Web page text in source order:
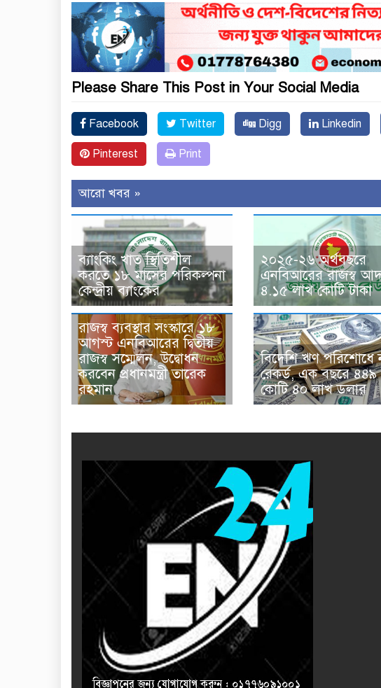
Please Share This Post in Your Social Media
Facebook Twitter Digg Linkedin
Pinterest Print
আরো খবর »
ব্যাংকিং খাত স্থিতিশীল
করতে ১৮ মাসের পরিকল্পনা
কেন্দ্রীয় ব্যাংকের
২০২৫-২৬ অর্থবছরে
এনবিআরের রাজস্ব
৪.১৫ লাখ কোটি টাকা
রাজস্ব ব্যবস্থার সংস্কারে ১৮
আগস্ট এনবিআরের দ্বিতীয়
রাজস্ব সম্মেলন, উদ্বোধন
করবেন প্রধানমন্ত্রী তারেক
রহমান
বিদেশি ঋণ পরিশোধে
রেকর্ড, এক বছরে ৪৪৯
কোটি ৪০ লাখ ডলার